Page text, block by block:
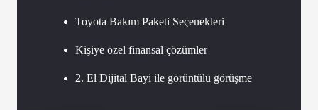
Toyota Bakım Paketi Seçenekleri
Kişiye özel finansal çözümler
2. El Dijital Bayi ile görüntülü görüşme